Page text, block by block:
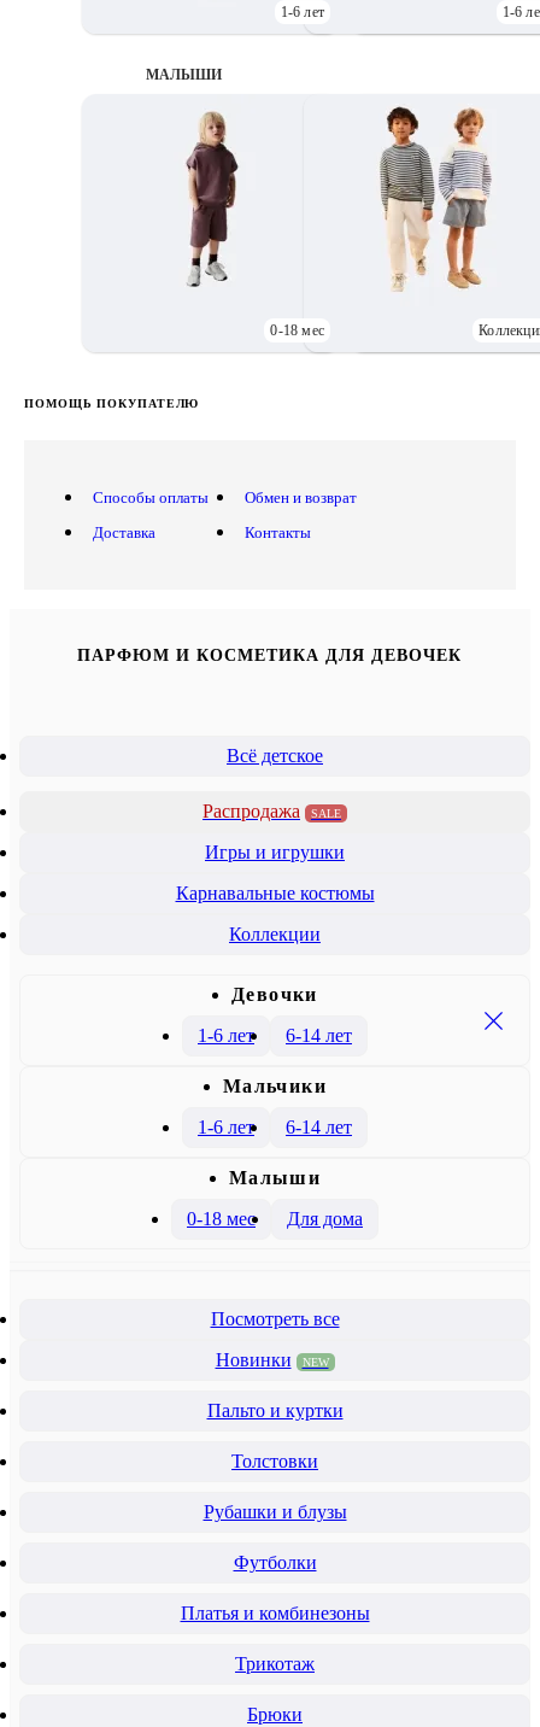
1-6 лет 1-6
МАЛЫШИ
0-18 мес
ПОМОЩЬ ПОКУПАТЕЛЮ
Способы оплаты
Доставка
Обмен и возврат
Контакты
ПАРФЮМ И КОСМЕТИКА ДЛЯ ДЕВОЧЕК
Всё детское
Распродажа SALE
Игры и игрушки
Карнавальные костюмы
Коллекции
Девочки
1-6 лет
6-14 лет
Mальчики
1-6 лет
6-14 лет
Малыши
0-18 мес
Для дома
Посмотреть все
Новинки
NEW
Пальто и куртки
Толстовки
Рубашки и блузы
Футболки
Платья и комбинезоны
Трикотаж
Брюки